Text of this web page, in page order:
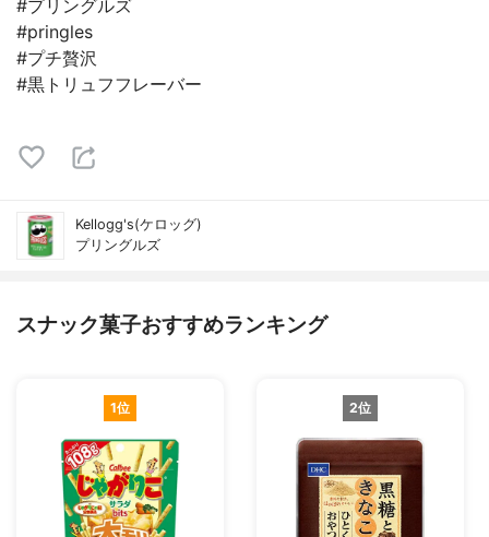
#プリングルズ
#pringles
#プチ贅沢
#黒トリュフフレーバー
Kellogg's(ケロッグ)
プリングルズ
スナック菓子おすすめランキング
1位 2位